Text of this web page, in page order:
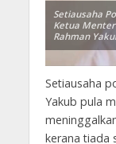
Setiausaha
Ketua
Rahman
Setiausaha
Yakub pula
kerana tiada